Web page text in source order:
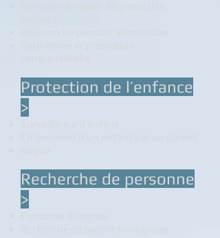
Protection de l’enfance
>
Recherche de personne
>